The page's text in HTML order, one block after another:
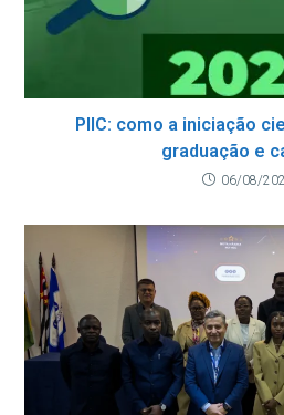
PIIC: como a iniciação
graduação e
06/08/